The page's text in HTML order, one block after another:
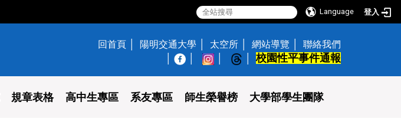
Language 登入
回首頁 陽明交通大學 太空所 網站導覽
聯絡我們
校園性平事件通報
規章表格 高中生專區 系友專區 師生榮譽榜 大學部學生團隊